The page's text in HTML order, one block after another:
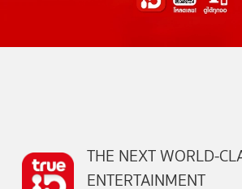
THE NEXT WORLD-
ENTERTAINMENT